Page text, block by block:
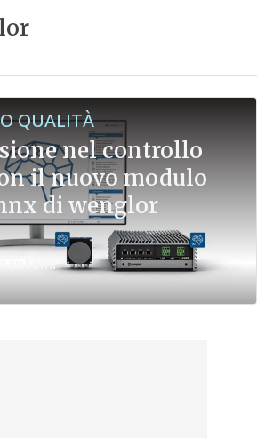
QUALITÀ
nel controllo
il nuovo modulo
di wenglor